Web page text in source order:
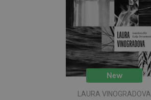
New
LAURA VINOGRADOVA